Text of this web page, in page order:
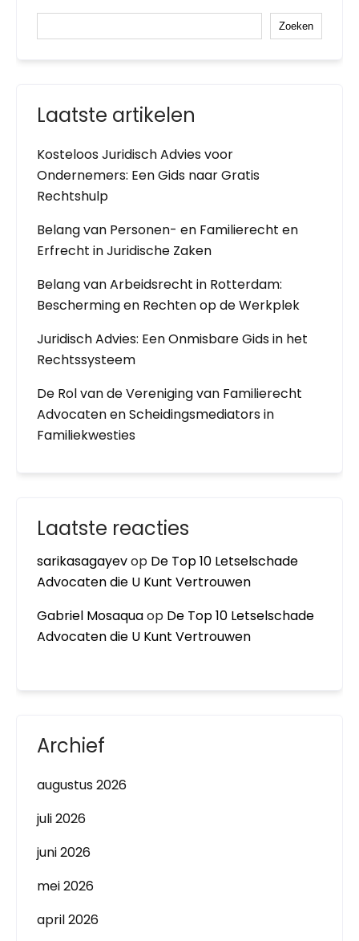
Zoeken
Laatste artikelen
Kosteloos Juridisch Advies voor
Ondernemers: Een Gids naar Gratis
Rechtshulp
Belang van Personen- en Familierecht en
Erfrecht in Juridische Zaken
Belang van Arbeidsrecht in Rotterdam:
Bescherming en Rechten op de Werkplek
Juridisch Advies: Een Onmisbare Gids in het
Rechtssysteem
De Rol van de Vereniging van Familierecht
Advocaten en Scheidingsmediators in
Familiekwesties
Laatste reacties
sarikasagayevop De Top 10 Letselschade
Advocaten die U Kunt Vertrouwen
Gabriel Mosaquaop De Top 10 Letselschade
Advocaten die U Kunt Vertrouwen
Archief
augustus 2026
juli 2026
juni 2026
mei 2026
april 2026